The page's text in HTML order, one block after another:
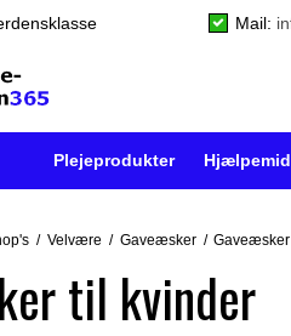
Mail:
Plejeprodukter
/ Velvære / Gaveæsker /
til kvinder